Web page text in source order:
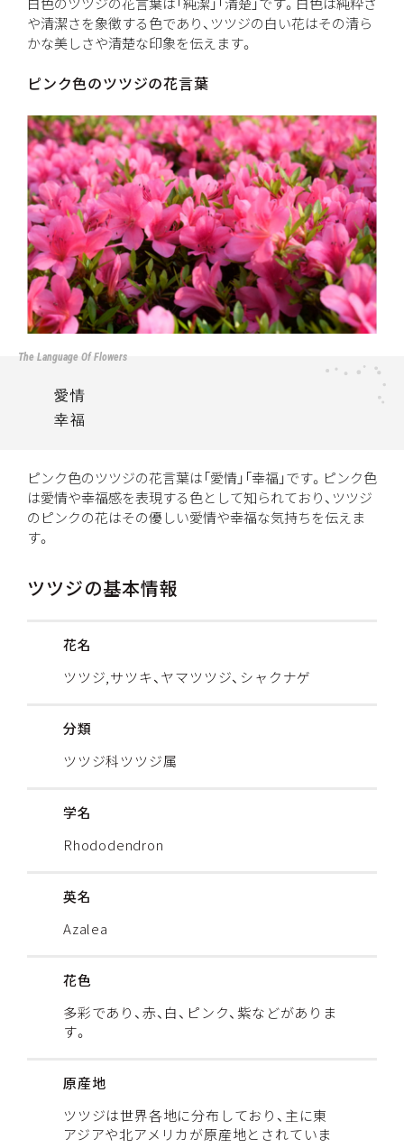
や清潔さを象徴する色であり、ツツジの白い花はその清ら
かな美しさや清楚な印象を伝えます。
ピンク色のツツジの花言葉
愛情
幸福
ピンク色のツツジの花言葉は「愛情」「幸福」です。ピンク色
は愛情や幸福感を表現する色として知られており、ツツジ
のピンクの花はその優しい愛情や幸福な気持ちを伝えま
す。
ツツジの基本情報
花名
ツツジ,サツキ、ヤマツツジ、シャクナゲ
分類
ツツジ科ツツジ属
学名
Rhododendron
英名
Azalea
花色
多彩であり、赤、白、ピンク、紫などがありま
す。
原産地
ツツジは世界各地に分布しており、主に東
アジアや北アメリカが原産地とされていま